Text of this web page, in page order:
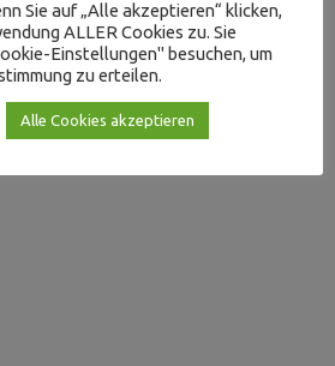
Sie auf „Alle akzeptieren“ klicken,
ALLER Cookies zu. Sie
Einstellungen" besuchen, um
zu erteilen.
Alle Cookies akzeptieren